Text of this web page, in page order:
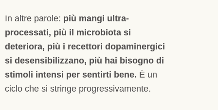
In altre parole: più mangi ultra-
processati, più il microbiota si
deteriora, più i recettori dopaminergici
si desensibilizzano, più hai bisogno di
stimoli intensi per sentirti bene. È un
ciclo che si stringe progressivamente.